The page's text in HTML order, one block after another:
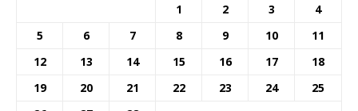
1 2 3
4
5
6 7 8 9 10
11
12
13 14 15 16 17
18
19
20 21 22 23 24
25